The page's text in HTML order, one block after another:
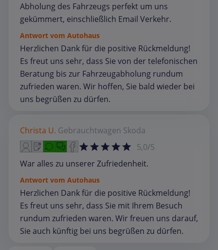
Abholung des Fahrzeugs perfekt um uns
gekümmert, einschließlich Email Verkehr.
Antwort vom Autohaus
Herzlichen Dank für die positive Rückmeldung!
Es freut uns sehr, dass Sie von der telefonischen
Beratung bis zur Fahrzeugabholung rundum
zufrieden waren. Wir hoffen, Sie bald wieder bei
uns begrüßen zu dürfen.
Christa U. Gebrauchtwagen Skoda
5,0/5
War alles zu unserer Zufriedenheit.
Antwort vom Autohaus
Herzlichen Dank für die positive Rückmeldung!
Es freut uns sehr, dass Sie mit Ihrem Besuch
rundum zufrieden waren. Wir freuen uns darauf,
Sie auch künftig bei uns begrüßen zu dürfen.